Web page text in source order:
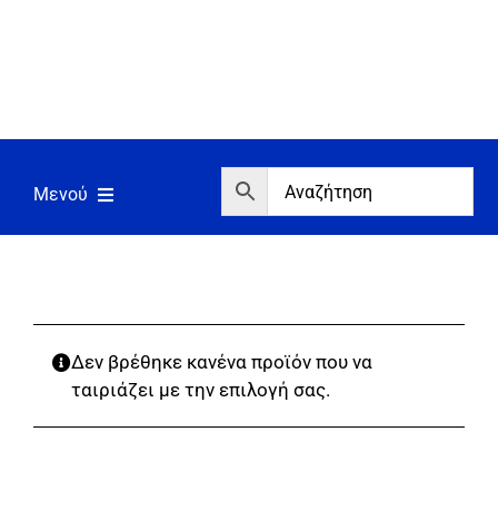
Μενού
Αντλίες/Πιεστικά
Δεν βρέθηκε κανένα προϊόν που να
ταιριάζει με την επιλογή σας.